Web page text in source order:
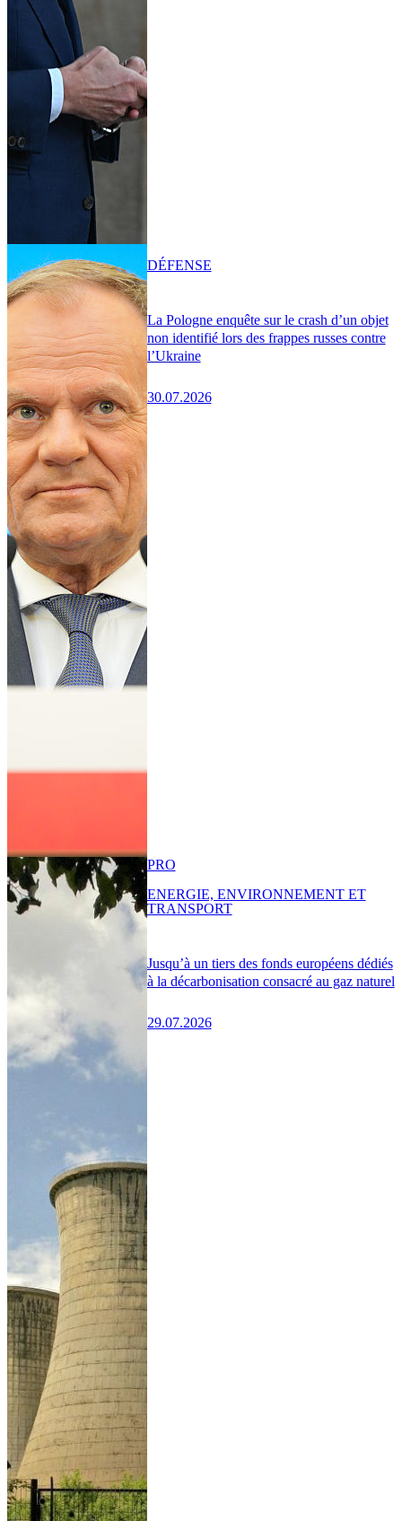
La Pologne enquête sur le crash d’un objet
non identifié lors des frappes russes contre
l’Ukraine
30.07.2026
DÉFENSE
Jusqu’à un tiers des fonds européens dédiés
à la décarbonisation consacré au gaz naturel
29.07.2026
PRO
ENERGIE, ENVIRONNEMENT ET
TRANSPORT